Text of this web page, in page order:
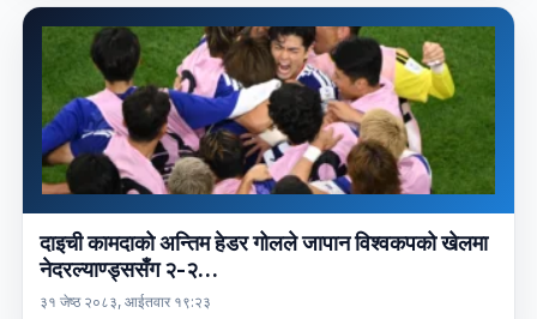
दाइची कामदाको अन्तिम हेडर गोलले जापान विश्वकपको खेलमा
नेदरल्याण्ड्ससँग २-२…
३१ जेष्ठ २०८३, आईतवार १९:२३